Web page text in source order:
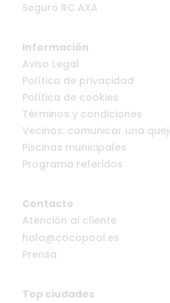
Seguro RC AXA
Información
Aviso Legal
Política de privacidad
Política de cookies
Términos y condiciones
Vecinos: comunicar una
Piscinas municipales
Programa referidos
Contacto
Atención al cliente
hola@cocopool.es
Prensa
Top ciudades